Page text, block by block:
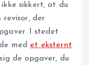
sikkert, at du
der
I stedet
med et eksternt
de opgaver, du